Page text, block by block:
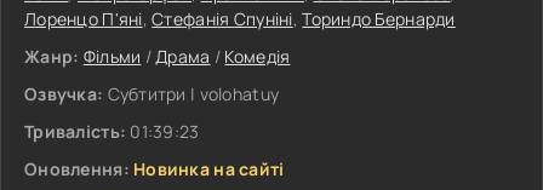
Лоренцо П'яні,Стефанія Спуніні,Ториндо Бернарди
Жанр: Фільми /Драма / Комедія
Озвучка: Субтитри | volohatuy
Тривалість: 01:39:23
Оновлення: Новинка на сайті